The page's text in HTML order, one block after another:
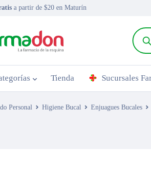
a partir de $20 en Maturín
Tienda Sucursales
Personal Higiene Bucal Enjuagues Bucales